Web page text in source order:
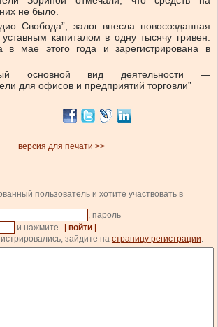
не было.
Свобода”, залог внесла новосозданная
капиталом в одну тысячу гривен.
в мае этого года и зарегистрирована в
основной вид деятельности —
для офисов и предприятий торговли”
версия для печати >>
пользователь и хотите участвовать в
, пароль
и нажмите
| войти |
.
зайдите на страницу регистрации.